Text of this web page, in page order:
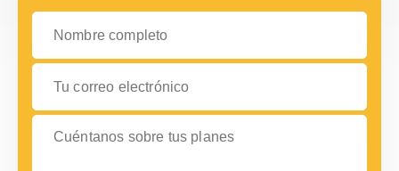
Nombre completo
Tu correo electrónico
Cuéntanos sobre tus planes